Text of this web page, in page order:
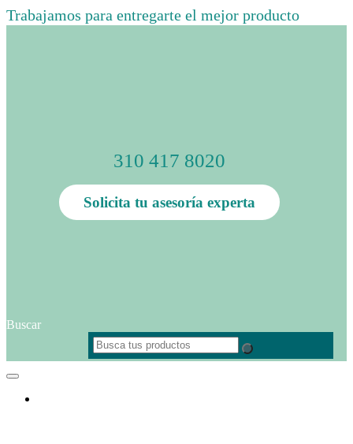
Trabajamos para entregarte el mejor producto
310 417 8020
Solicita tu asesoría experta
Buscar